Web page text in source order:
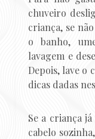
chuveiro
criança, se
o banho,
lavagem e
Depois, lave o
dicas dadas
Se a criança
cabelo